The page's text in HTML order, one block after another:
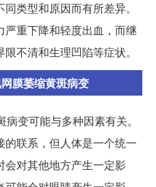
类型和原因而有所差异。
重下降和轻度出血，而继
不清和生理凹陷等症状。
膜萎缩黄斑病变
变可能与多种因素有关。
联系，但人体是一个统一
会对其他地方产生一定影